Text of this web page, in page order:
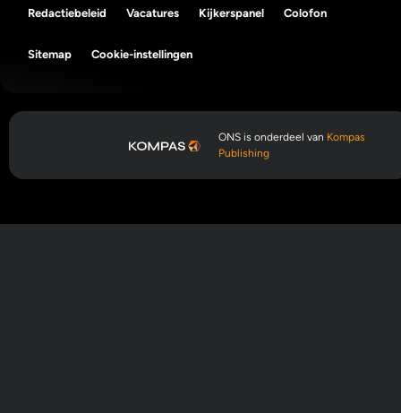
Redactiebeleid Vacatures Kijkerspanel Colofon
Sitemap Cookie-instellingen
ONS is onderdeel van Kompas
Publishing